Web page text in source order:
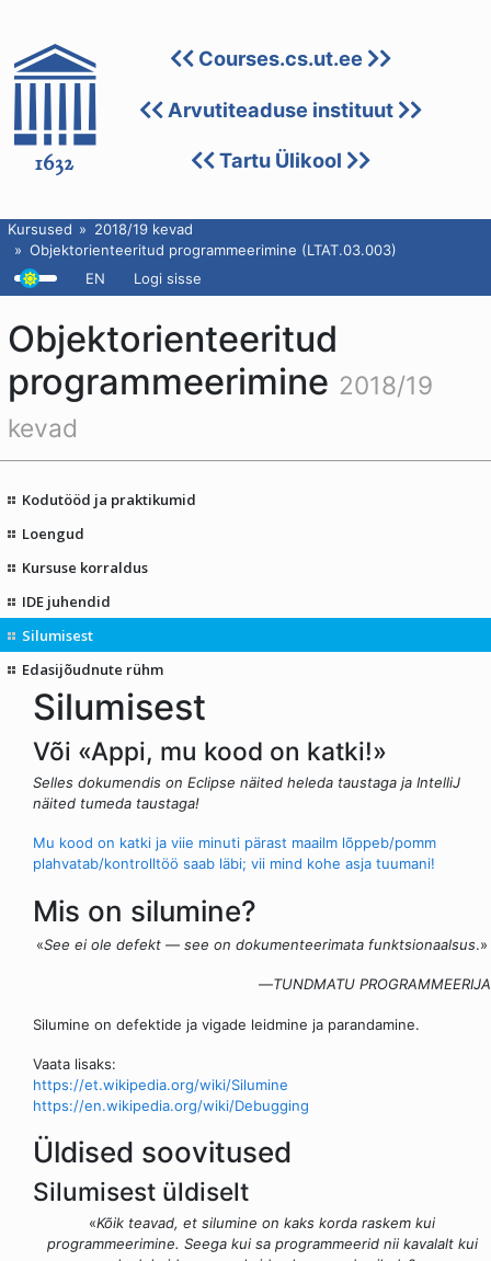
Courses.cs.ut.ee
Arvutiteaduse instituut
Tartu Ülikool
Kursused
2018/19 kevad
Objektorienteeritud programmeerimine (LTAT.03.003)
EN
Logi sisse
Objektorienteeritud
programmeerimine 2018/19
kevad
Kodutööd ja praktikumid
Loengud
Kursuse korraldus
IDE juhendid
Silumisest
Edasijõudnute rühm
Silumisest
Või «Appi, mu kood on katki!»
Selles dokumendis on Eclipse näited heleda taustaga ja IntelliJ
näited tumeda taustaga!
Mu kood on katki ja viie minuti pärast maailm lõppeb/pomm
plahvatab/kontrolltöö saab läbi; vii mind kohe asja tuumani!
Mis on silumine?
«See ei ole defekt — see on dokumenteerimata funktsionaalsus.»
—TUNDMATU PROGRAMMEERIJA
Silumine on defektide ja vigade leidmine ja parandamine.
Vaata lisaks:
https://et.wikipedia.org/wiki/Silumine
https://en.wikipedia.org/wiki/Debugging
Üldised soovitused
Silumisest üldiselt
«Kõik teavad, et silumine on kaks korda raskem kui
programmeerimine. Seega kui sa programmeerid nii kavalalt kui